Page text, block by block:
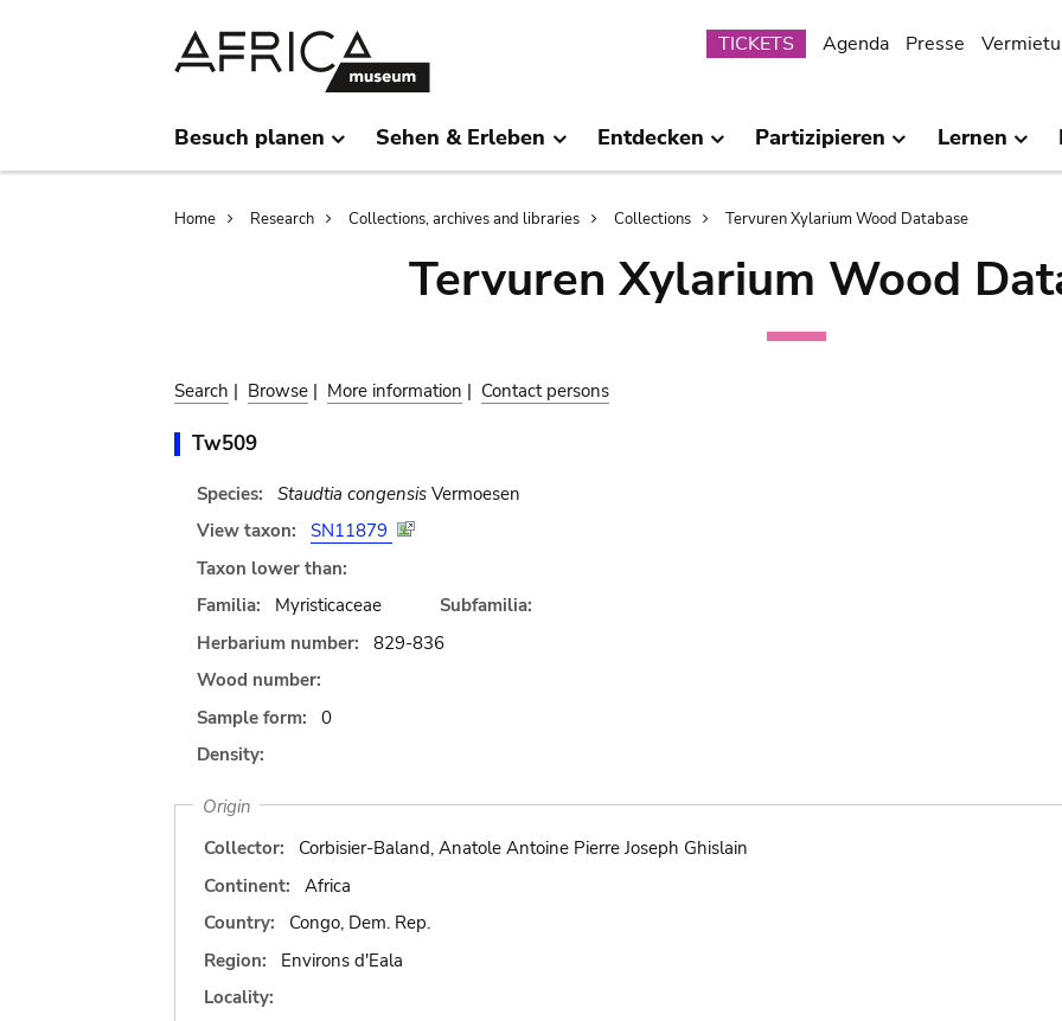
Submenu
TICKETS Agenda Presse
Besuch planen Sehen & Erleben Entdecken Partizipieren Lernen
Breadcrumb
Home Research Collections, archives and libraries Collections Tervuren Xylarium Wood Database
Tervuren Xylarium Wood
Search | Browse | More information | Contact persons
Tw509
Species: Staudtia congensisVermoesen
View taxon:
SN11879
Taxon lower than:
Familia:
Myristicaceae
Subfamilia:
Herbarium number:
829-836
Wood number:
Sample form:
0
Density:
Origin
Collector:
Corbisier-Baland, Anatole Antoine Pierre Joseph Ghislain
Continent:
Africa
Country:
Congo, Dem. Rep.
Region:
Environs d'Eala
Locality: